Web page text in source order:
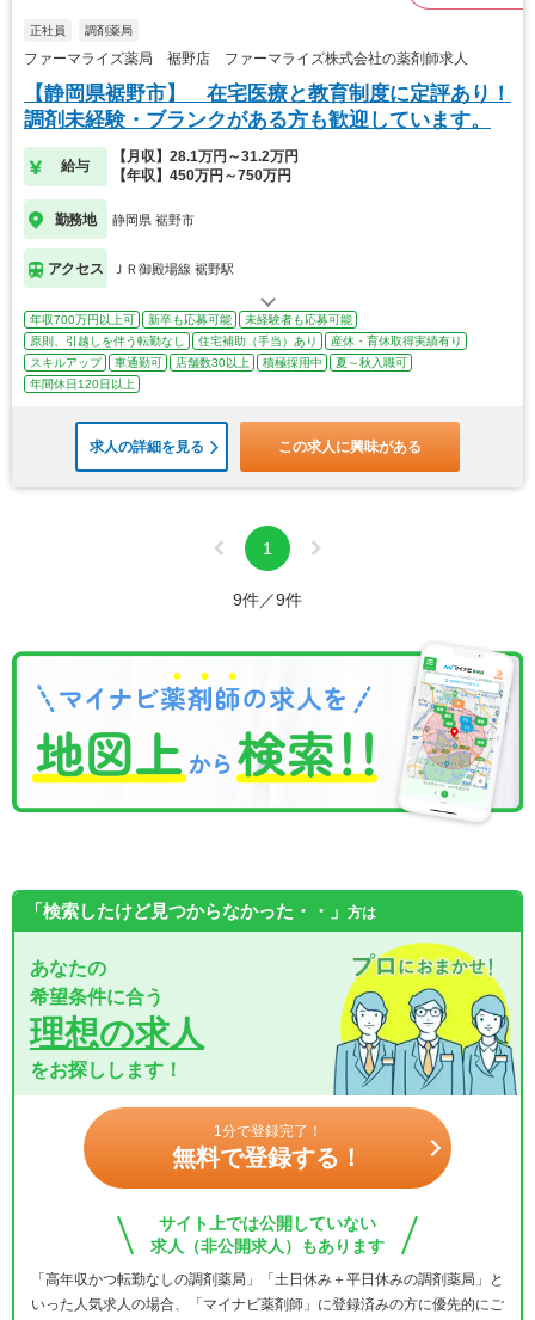
正社員 調剤薬局
ファーマライズ薬局 裾野店 ファーマライズ株式会社の薬剤師求人
【静岡県裾野市】 在宅医療と教育制度に定評あり！
調剤未経験・ブランクがある方も歓迎しています。
給与
【月収】28.1万円～31.2万円
【年収】450万円～750万円
勤務地 静岡県 裾野市
アクセス ＪＲ御殿場線 裾野駅
年収700万円以上可 新卒も応募可能
未経験者も応募可能
原則、引越しを伴う転勤なし
住宅補助（手当）あり
産休・育休取得実績有り
スキルアップ
車通勤可 店舗数30以上 積極採用中
夏～秋入職可
年間休日120日以上
求人の詳細を見る この求人に興味がある
1
9件／9件
「検索したけど見つからなかった・・」 方は
あなたの
希望条件に合う
理想の求人
をお探しします！
1分で登録完了！
無料で登録する！
サイト上では公開していない
求人（非公開求人）もあります
「高年収かつ転勤なしの調剤薬局」「土日休み＋平日休みの調剤薬局」と
いった人気求人の場合、「マイナビ薬剤師」に登録済みの方に優先的にご